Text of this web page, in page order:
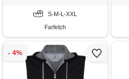
S-M-L-XXL
Farfetch